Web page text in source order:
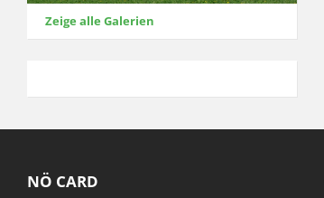
Zeige alle Galerien
NÖ CARD